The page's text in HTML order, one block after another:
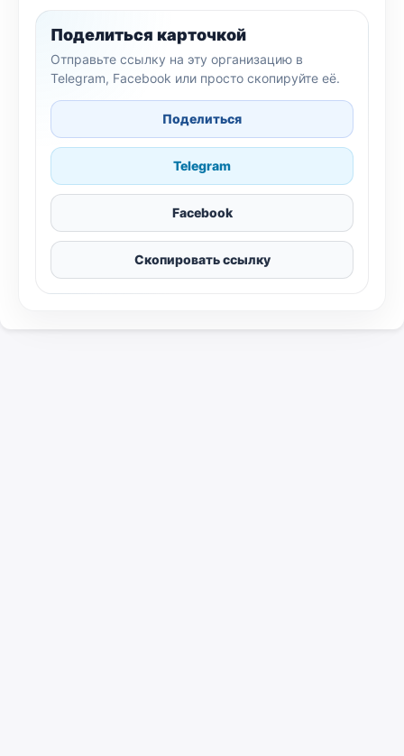
Поделиться карточкой
Отправьте ссылку на эту организацию в
Telegram, Facebook или просто скопируйте её.
Поделиться
Telegram
Facebook
Скопировать ссылку